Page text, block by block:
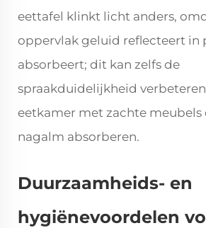
eettafel klinkt licht anders,
oppervlak geluid reflecteert in
absorbeert; dit kan zelfs de
spraakduidelijkheid
eetkamer met zachte
nagalm absorberen.
Duurzaamheids- en
hygiënevoordelen